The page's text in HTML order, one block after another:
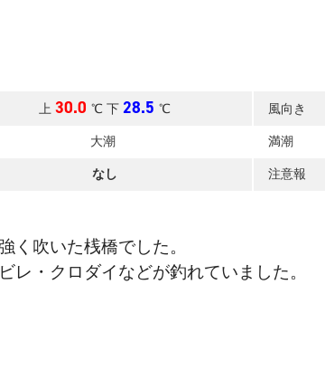
上 30.0 ℃ 下 28.5 ℃ 風向き
大潮 満潮
なし 注意報
く吹いた桟橋でした。
・クロダイなどが釣れていました。